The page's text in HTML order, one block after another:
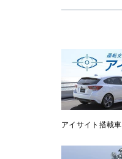
アイサイト搭載車